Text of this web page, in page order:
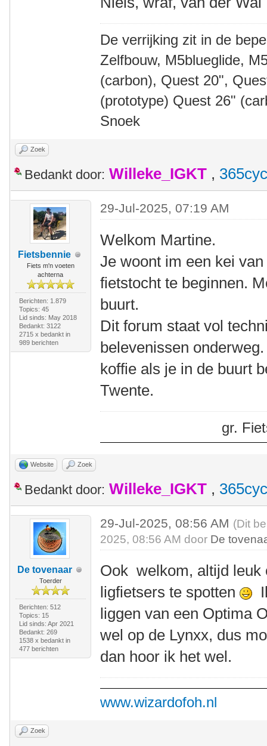
De verrijking zit in de
Zelfbouw, M5blueglide,
(carbon), Quest 20",
(prototype) Quest 26"
Snoek
Zoek
Bedankt door: Willeke_IGKT ,
Fietsbennie
Fiets m'n voeten
achterna
Berichten: 1.879
Topics: 45
Lid sinds: May 2018
Bedankt: 3122
2715 x bedankt in
989 berichten
29-Jul-2025, 07:19 AM
Welkom Martine.
Je woont im een kei
fietstocht te beginnen.
buurt.
Dit forum staat vol
belevenissen
koffie als je in de buurt
Twente.
gr.
Website Zoek
Bedankt door: Willeke_IGKT ,
De tovenaar
Toerder
Berichten: 512
Topics: 15
Lid sinds: Apr 2021
Bedankt: 269
1538 x bedankt in
477 berichten
29-Jul-2025, 08:56 AM (Dit
2025, 08:56 AM door De
Ook welkom, altijd leuk
ligfietsers te spotten
liggen van een Optima
wel op de Lynxx, dus
dan hoor ik het wel.
www.wizardofoh.nl
Zoek